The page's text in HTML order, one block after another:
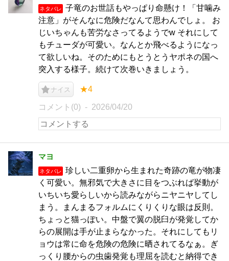
ネタバレ
子竜のお世話もやっぱり命懸け！「甘噛み
注意」がそんなに危険だなんて思わんでしょ。 お
じいちゃんも苦労なさってるようでw それにして
もチューダが可愛い。なんとか飛べるようになっ
て欲しいね。そのためにもとうとうヤポネの国へ
突入する様子。続けて次巻いきましょう。
ナイス ★4
コメント(0) 2026/04/20
マヨ
ネタバレ
珍しい二重卵から生まれた奇跡の竜が物凄
く可愛い。無邪気で大きさに目をつぶれば挙動が
いちいち愛らしいから読みながらニヤニヤしてし
まう。まんまるフォルムにくりくりな眼は反則。
ちょっと猫っぽい。中盤で翼の脱臼が発覚してか
らの展開は手が止まらなかった。それにしてもリ
ョウは常に命を危険の危険に晒されてるなぁ。ぎ
っくり腰からの虫歯発覚も理屈を読むと納得でき